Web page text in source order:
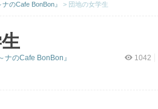
のCafe BonBon』 > 団地の女学生
1042
ナのCafe BonBon』